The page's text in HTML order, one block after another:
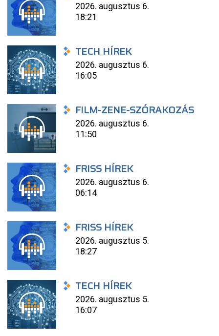
2026. augusztus 6.
18:21
TECH HÍREK
2026. augusztus 6.
16:05
FILM-ZENE-SZÓRAKOZÁS
2026. augusztus 6.
11:50
FRISS HÍREK
2026. augusztus 6.
06:14
FRISS HÍREK
2026. augusztus 5.
18:27
TECH HÍREK
2026. augusztus 5.
16:07